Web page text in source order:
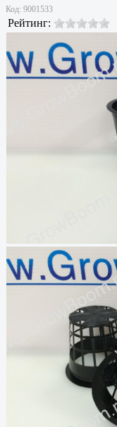
Код: 9001533
Рейтинг: